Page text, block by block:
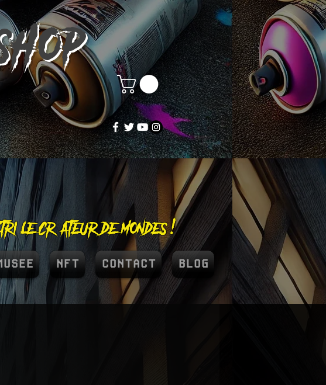
le créateur de mondes !
NFT CONTACT BLOG